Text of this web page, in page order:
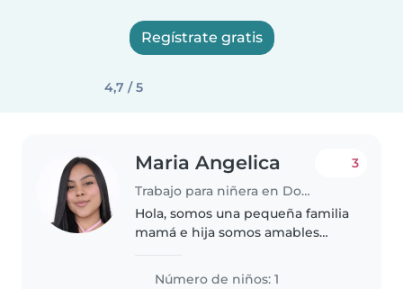
Regístrate gratis
4,7 / 5
Maria Angelica
Trabajo para niñera en Dos Quebradas
3
Hola, somos una pequeña familia
mamá e hija somos amables
buscando una niñera que sea
Número de niños: 1